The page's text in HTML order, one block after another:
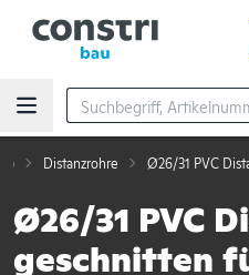
Distanzrohre Ø26/31 PVC
Ø26/31 PVC
geschnitten